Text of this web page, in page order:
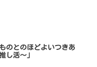
のとのほどよいつきあ
し活～」